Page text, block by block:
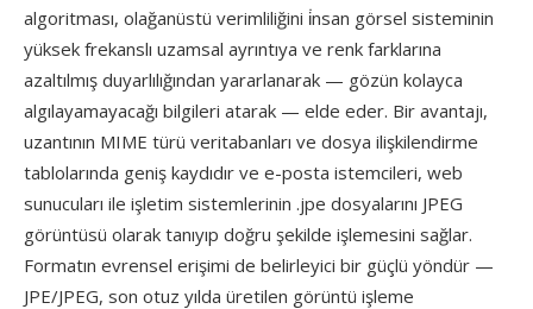
algoritması, olağanüstü verimliliğini i̇nsan görsel sisteminin
yüksek frekanslı uzamsal ayrıntıya ve renk farklarına
azaltılmış duyarlılığından yararlanarak — gözün kolayca
algılayamayacağı bilgileri atarak — elde eder. Bir avantajı,
uzantının MIME türü veritabanları ve dosya ilişkilendirme
tablolarında geniş kaydıdır ve e-posta istemcileri, web
sunucuları ile işletim sistemlerinin .jpe dosyalarını JPEG
görüntüsü olarak tanıyıp doğru şekilde işlemesini sağlar.
Formatın evrensel erişimi de belirleyici bir güçlü yöndür —
JPE/JPEG, son otuz yılda üretilen görüntü işleme